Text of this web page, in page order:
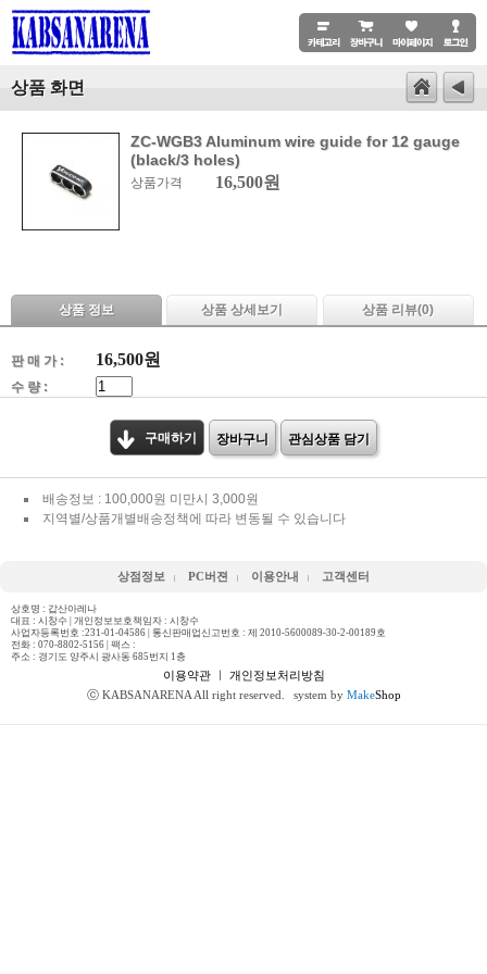
상품 화면
ZC-WGB3 Aluminum wire guide for 12 gauge
(black/3 holes)
상품가격 16,500원
상품 정보 상품 상세보기 상품 리뷰(0)
판 매 가 : 16,500원
수 량 :
구매하기 장바구니 관심상품 담기
배송정보 : 100,000원 미만시 3,000원
지역별/상품개별배송정책에 따라 변동될 수 있습니다
상점정보 PC버젼 이용안내 고객센터
상호명 : 갑산아레나
대표 : 시창수 | 개인정보보호책임자 : 시창수
사업자등록번호 :231-01-04586 | 통신판매업신고번호 : 제 2010-5600089-30-2-00189호
전화 : 070-8802-5156 | 팩스 :
주소 : 경기도 양주시 광사동 685번지 1층
이용약관ㅣ 개인정보처리방침
ⓒ KABSANARENA All right reserved.
system by MakeShop